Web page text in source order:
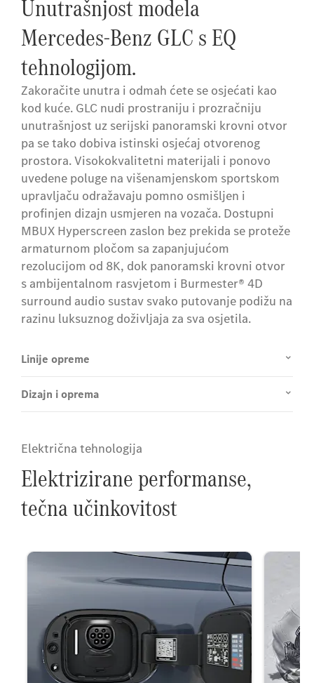
Unutrašnjost modela
Mercedes-Benz GLC s EQ
tehnologijom.
Zakoračite unutra i odmah ćete se osjećati kao
kod kuće. GLC nudi prostraniju i prozračniju
unutrašnjost uz serijski panoramski krovni otvor
pa se tako dobiva istinski osjećaj otvorenog
prostora. Visokokvalitetni materijali i ponovo
uvedene poluge na višenamjenskom sportskom
upravljaču odražavaju pomno osmišljen i
profinjen dizajn usmjeren na vozača. Dostupni
MBUX Hyperscreen zaslon bez prekida se proteže
armaturnom pločom sa zapanjujućom
rezolucijom od 8K, dok panoramski krovni otvor
s ambijentalnom rasvjetom i Burmester® 4D
surround audio sustav svako putovanje podižu na
razinu luksuznog doživljaja za sva osjetila.
Linije opreme
Dizajn i oprema
Električna tehnologija
Elektrizirane performanse,
tečna učinkovitost